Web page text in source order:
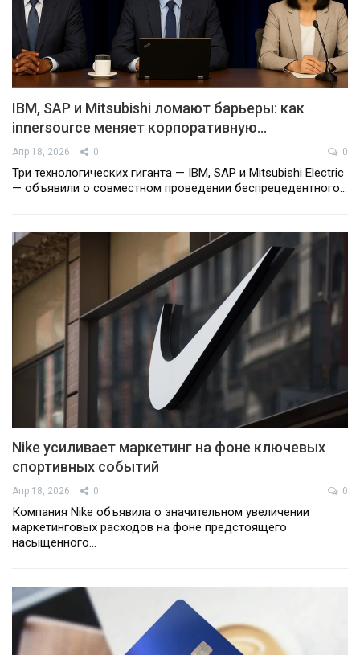
IBM, SAP и Mitsubishi ломают барьеры: как
innersource меняет корпоративную…
Апр 18, 2026 0 0
Три технологических гиганта — IBM, SAP и Mitsubishi Electric
— объявили о совместном проведении беспрецедентного…
Nike усиливает маркетинг на фоне ключевых
спортивных событий
Апр 18, 2026 0 0
Компания Nike объявила о значительном увеличении
маркетинговых расходов на фоне предстоящего
насыщенного…